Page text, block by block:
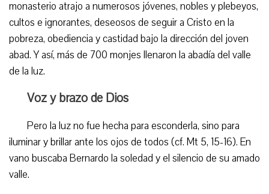
monasterio atrajo a numerosos jóvenes, nobles y plebeyos,
cultos e ignorantes, deseosos de seguir a Cristo en la
pobreza, obediencia y castidad bajo la dirección del joven
abad. Y así, más de 700 monjes llenaron la abadía del valle
de la luz.
Voz y brazo de Dios
Pero la luz no fue hecha para esconderla, sino para
iluminar y brillar ante los ojos de todos (cf. Mt 5, 15-16). En
vano buscaba Bernardo la soledad y el silencio de su amado
valle.